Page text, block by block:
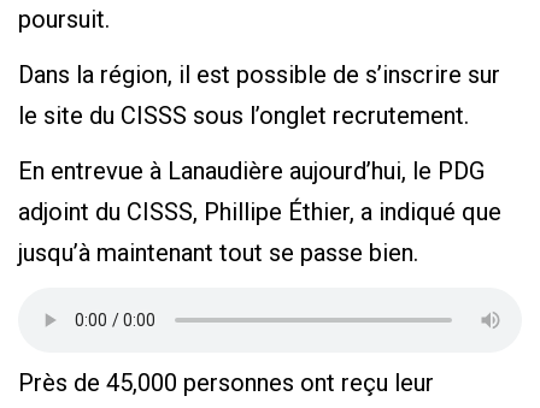
poursuit.
Dans la région, il est possible de s’inscrire sur
le site du CISSS sous l’onglet recrutement.
En entrevue à Lanaudière aujourd’hui, le PDG
adjoint du CISSS, Phillipe Éthier, a indiqué que
jusqu’à maintenant tout se passe bien.
Près de 45,000 personnes ont reçu leur